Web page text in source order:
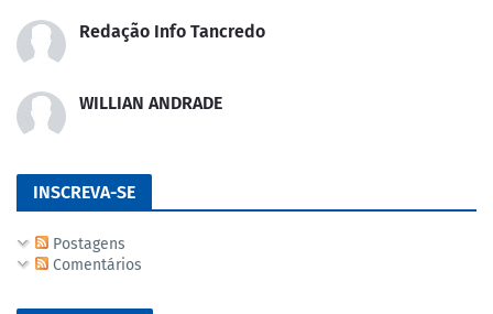
Redação Info Tancredo
WILLIAN ANDRADE
INSCREVA-SE
Postagens
Comentários